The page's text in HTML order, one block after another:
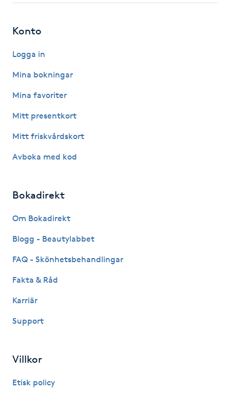
Huduppstramning
Hudvård
Hyperhidros
Hypnos
Hårbottenbehandling
Hårvård
Hälsa
Idrottsmassage
IPL
Konto
Logga in
Mina bokningar
Mina favoriter
Mitt presentkort
Mitt friskvårdskort
Avboka med kod
Bokadirekt
Om Bokadirekt
Blogg - Beautylabbet
FAQ - Skönhetsbehandlingar
Fakta & Råd
Karriär
Support
Villkor
Etisk policy